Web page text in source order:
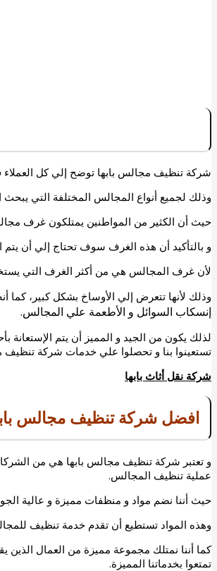
شركة تنظيف مجالس بابها توضح إلي كل العملاء
وذلك لجميع أنواع المجالس المختلفة التي يبحث
حيث أن الكثير من المواطنين يمتلكون غرف
و بالتأكيد أن هذه الغرف سوف تحتاج إلي أن يتم
لأن غرف المجالس هي من أكثر الغرف التي
وذلك لأنها تتعرض إلي الأوساخ بشكل كبير، كما
إنسكاب السوائل و الأطعمة علي المجالس.
لذلك يكون من الجيد و المميز أن يتم
تستعينوا بنا و تحصلوا علي خدمات شركة تنظيف
شركة نقل أثاث بابها
افضل شركة تنظيف مجالس
و تعتبر شركة تنظيف مجالس بابها هي من
عملية تنظيف المجالس.
حيث أننا نضم مواد و منظفات مميزة و عالية
وهذه المواد تستطيع أن تقدم خدمة تنظيف
كما أننا نمتلك مجموعة مميزة من العمال
تمتعوا بخدماتنا المميزة.